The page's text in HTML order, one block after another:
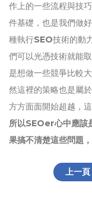
作上的一些流程與技
件基礎，也是我們做
種執行SEO技術的動
們可以光憑技術就能
是想做一些競爭比較
然這裡的策略也是屬
方方面面開始超越，
所以SEOer心中應該
果搞不清楚這些問題
上一頁